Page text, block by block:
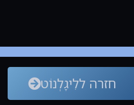
חזרה ללִיגָלְנוֹט